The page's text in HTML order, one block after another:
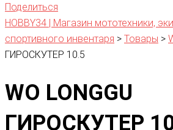
Поделиться
HOBBY34 | Магазин мототехники,
спортивного инвентаря > Товары >
ГИРОСКУТЕР 10.5
WO LONGGU
ГИРОСКУТЕР